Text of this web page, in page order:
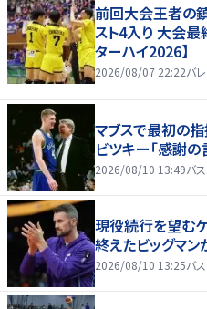
前回大会王者の
スト4入り 大会
ターハイ2026】
2026/08/07 22:22バ
マブスで最初の
ビツキー「感謝の
2026/08/10 13:49バ
現役続行を望む
終えたビッグマ
2026/08/10 13:25バ